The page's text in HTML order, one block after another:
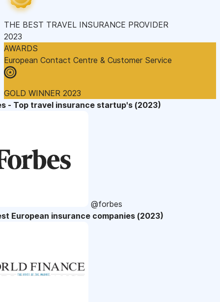
THE BEST TRAVEL INSURANCE PROVIDER
2023
AWARDS
European Contact Centre & Customer Service
GOLD WINNER 2023
- Top travel insurance startup's (2023)
@forbes
European insurance companies (2023)